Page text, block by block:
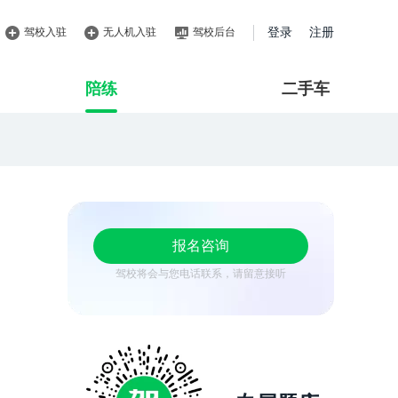
驾校入驻 无人机入驻 驾校后台 登录 注册
陪练 二手车
报名咨询
驾校将会与您电话联系，请留意接听